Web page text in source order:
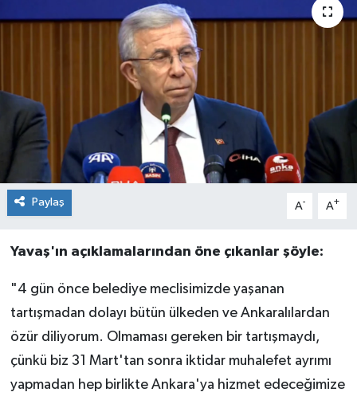
Paylaş A- A+
Yavaş'ın açıklamalarından öne çıkanlar şöyle:
"4 gün önce belediye meclisimizde yaşanan
tartışmadan dolayı bütün ülkeden ve Ankaralılardan
özür diliyorum. Olmaması gereken bir tartışmaydı,
çünkü biz 31 Mart'tan sonra iktidar muhalefet ayrımı
yapmadan hep birlikte Ankara'ya hizmet edeceğimize